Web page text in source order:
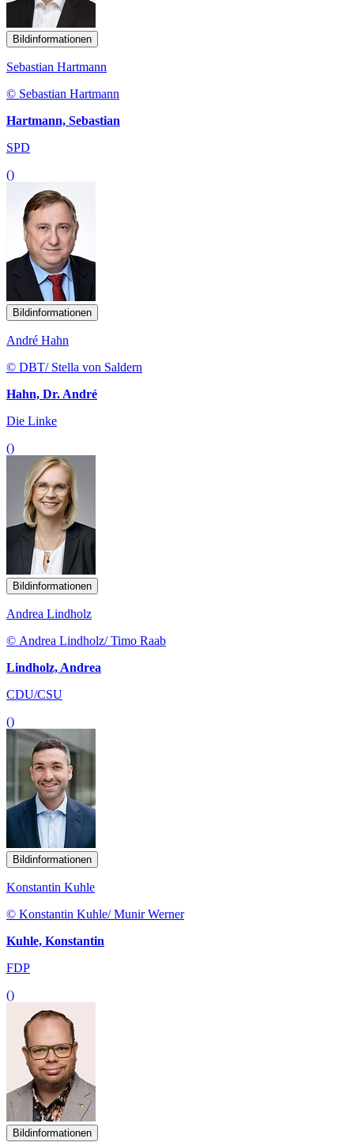
Bildinformationen
Sebastian Hartmann
© Sebastian Hartmann
Hartmann, Sebastian
SPD
()
Bildinformationen
André Hahn
© DBT/ Stella von Saldern
Hahn, Dr. André
Die Linke
()
Bildinformationen
Andrea Lindholz
© Andrea Lindholz/ Timo Raab
Lindholz, Andrea
CDU/CSU
()
Bildinformationen
Konstantin Kuhle
© Konstantin Kuhle/ Munir Werner
Kuhle, Konstantin
FDP
()
Bildinformationen